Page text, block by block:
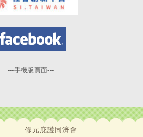
---手機版頁面---
修元庇護同濟會